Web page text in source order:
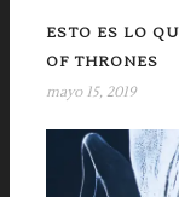
ESTO ES LO
OF THRONES
mayo 15, 2019